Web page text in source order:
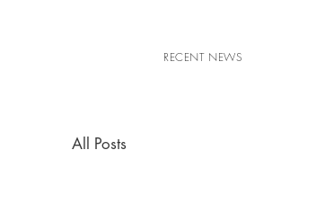
RECENT NEWS
All Posts